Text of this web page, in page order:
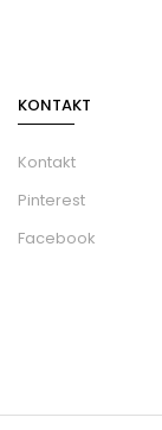
KONTAKT
Kontakt
Pinterest
Facebook